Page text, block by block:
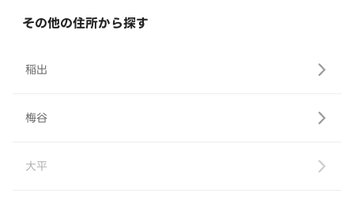
その他の住所から探す
稲出
梅谷
大平